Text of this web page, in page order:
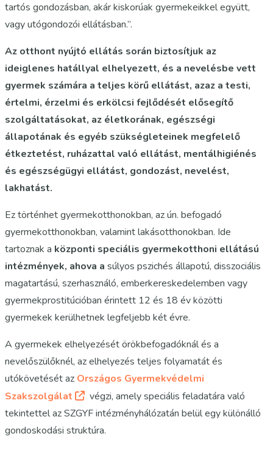
tartós gondozásban, akár kiskorúak gyermekeikkel együtt,
vagy utógondozói ellátásban.”.
Az otthont nyújtó ellátás során biztosítjuk az
ideiglenes hatállyal elhelyezett, és a nevelésbe vett
gyermek számára a teljes körű ellátást, azaz a testi,
értelmi, érzelmi és erkölcsi fejlődését elősegítő
szolgáltatásokat, az életkorának, egészségi
állapotának és egyéb szükségleteinek megfelelő
étkeztetést, ruházattal való ellátást, mentálhigiénés
és egészségügyi ellátást, gondozást, nevelést,
lakhatást.
Ez történhet gyermekotthonokban, az ún. befogadó
gyermekotthonokban, valamint lakásotthonokban. Ide
tartoznak a központi speciális gyermekotthoni ellátású
intézmények, ahova a súlyos pszichés állapotú, disszociális
magatartású, szerhasználó, emberkereskedelemben vagy
gyermekprostitúcióban érintett 12 és 18 év közötti
gyermekek kerülhetnek legfeljebb két évre.
A gyermekek elhelyezését örökbefogadóknál és a
nevelőszülőknél, az elhelyezés teljes folyamatát és
utókövetését az Országos Gyermekvédelmi
Szakszolgálat
végzi, amely speciális feladatára való
tekintettel az SZGYF intézményhálózatán belül egy különálló
gondoskodási struktúra.